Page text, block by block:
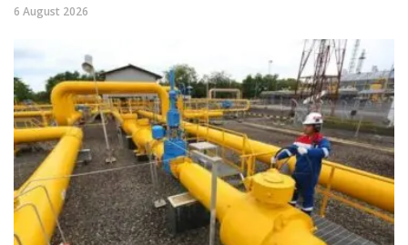
6 August 2026